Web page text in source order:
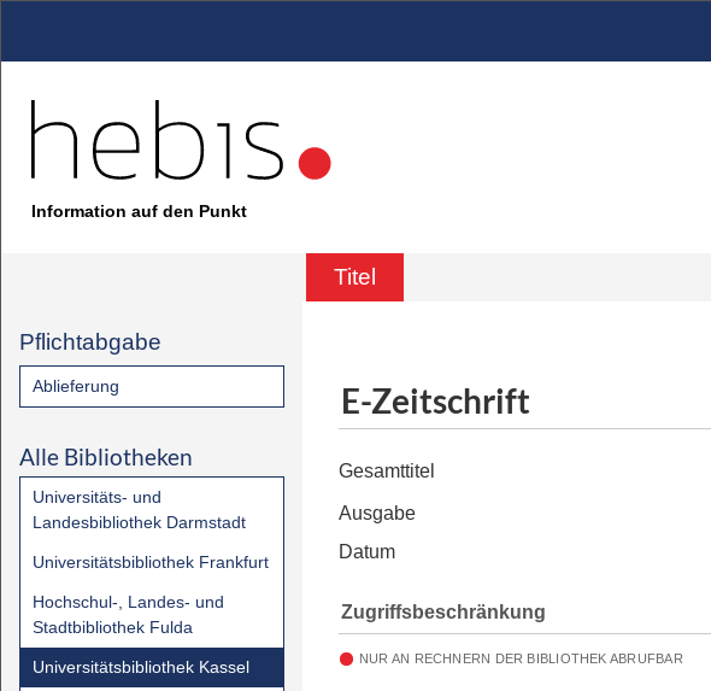
Information auf den Punkt
Titel
Pflichtabgabe
Ablieferung
Alle Bibliotheken
Universitäts- und
Landesbibliothek Darmstadt
Universitätsbibliothek Frankfurt
Hochschul-, Landes- und
Stadtbibliothek Fulda
Universitätsbibliothek Kassel
E-Zeitschrift
Gesamttitel
Ausgabe
Datum
Zugriffsbeschränkung
NUR AN RECHNERN DER BIBLIOTHEK ABRUFBAR